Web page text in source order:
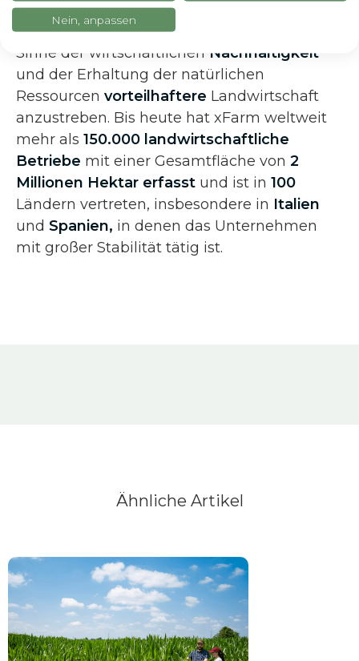
Das Ziel von xFarm Technologies ist es, eine
zunehmend digitale, effiziente und damit im
Sinne der wirtschaftlichen Nachhaltigkeit
und der Erhaltung der natürlichen
Ressourcen vorteilhaftere Landwirtschaft
anzustreben. Bis heute hat xFarm weltweit
mehr als 150.000 landwirtschaftliche
Betriebe mit einer Gesamtfläche von 2
Millionen Hektar erfasst und ist in 100
Ländern vertreten, insbesondere in Italien
und Spanien, in denen das Unternehmen
mit großer Stabilität tätig ist.
Ähnliche Artikel
Nein, anpassen